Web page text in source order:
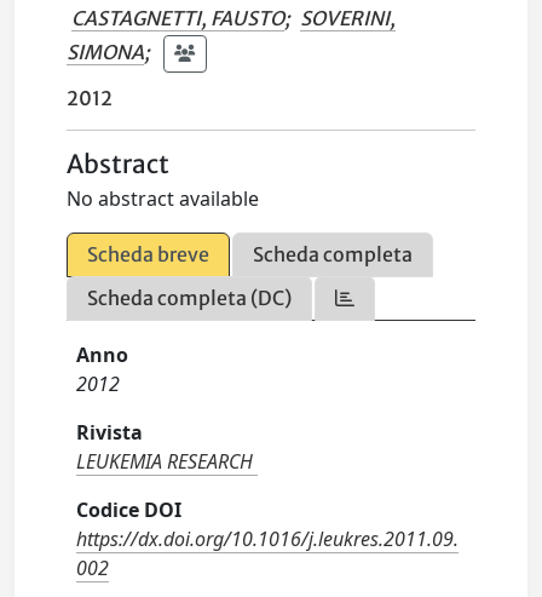
CASTAGNETTI, FAUSTO; SOVERINI,
SIMONA;
2012
Abstract
No abstract available
Scheda breve
Scheda completa
Scheda completa (DC)
Anno
2012
Rivista
LEUKEMIA RESEARCH
Codice DOI
https://dx.doi.org/10.1016/j.leukres.2011.09.
002